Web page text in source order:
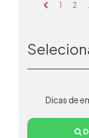
1 2
Dicas de